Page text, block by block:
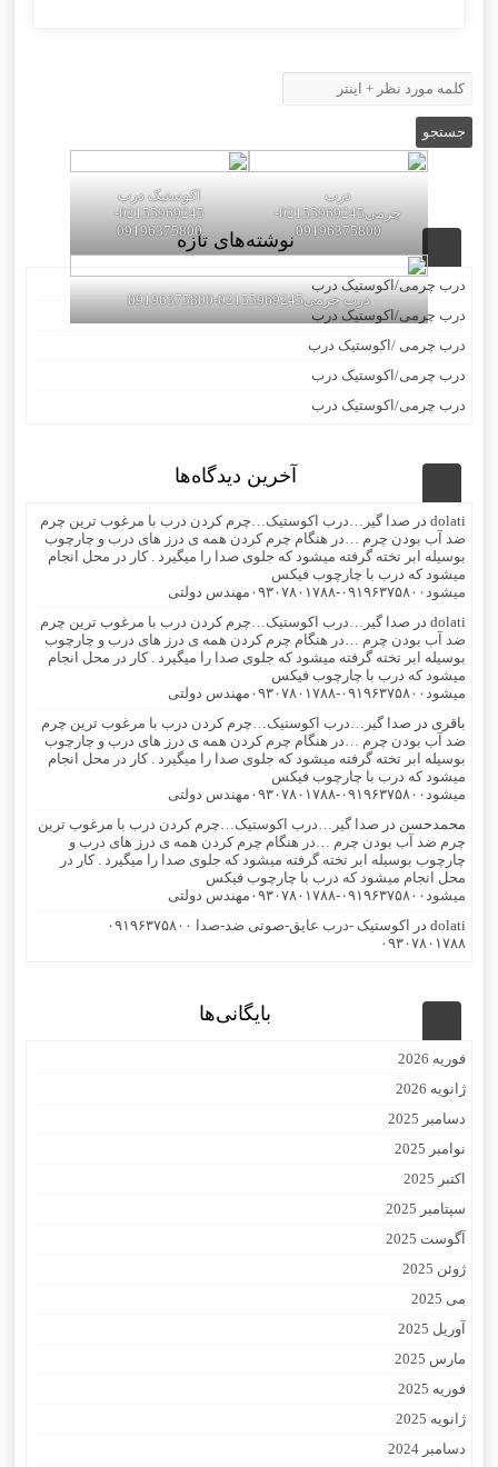
درب
چرمی02155969245-
09196375800
اکوستیک درب
02155969245-
09196375800
درب چرمی02155969245-09196375800
نوشته‌های تازه
درب چرمی/اکوستیک درب
درب چرمی/اکوستیک درب
درب چرمی /اکوستیک درب
درب چرمی/اکوستیک درب
درب چرمی/اکوستیک درب
آخرین دیدگاه‌ها
dolati در صدا گیر…درب اکوستیک…چرم کردن درب با مرغوب ترین چرم
ضد آب بودن چرم …در هنگام چرم کردن همه ی درز های درب و چارچوب
بوسیله ابر تخته گرفته میشود که جلوی صدا را میگیرد . کار در محل انجام
میشود که درب با چارچوب فیکس
میشود۰۹۱۹۶۳۷۵۸۰۰-۰۹۳۰۷۸۰۱۷۸۸مهندس دولتی
dolati در صدا گیر…درب اکوستیک…چرم کردن درب با مرغوب ترین چرم
ضد آب بودن چرم …در هنگام چرم کردن همه ی درز های درب و چارچوب
بوسیله ابر تخته گرفته میشود که جلوی صدا را میگیرد . کار در محل انجام
میشود که درب با چارچوب فیکس
میشود۰۹۱۹۶۳۷۵۸۰۰-۰۹۳۰۷۸۰۱۷۸۸مهندس دولتی
باقری در صدا گیر…درب اکوستیک…چرم کردن درب با مرغوب ترین چرم
ضد آب بودن چرم …در هنگام چرم کردن همه ی درز های درب و چارچوب
بوسیله ابر تخته گرفته میشود که جلوی صدا را میگیرد . کار در محل انجام
میشود که درب با چارچوب فیکس
میشود۰۹۱۹۶۳۷۵۸۰۰-۰۹۳۰۷۸۰۱۷۸۸مهندس دولتی
محمدحسن در صدا گیر…درب اکوستیک…چرم کردن درب با مرغوب ترین
چرم ضد آب بودن چرم …در هنگام چرم کردن همه ی درز های درب و
چارچوب بوسیله ابر تخته گرفته میشود که جلوی صدا را میگیرد . کار در
محل انجام میشود که درب با چارچوب فیکس
میشود۰۹۱۹۶۳۷۵۸۰۰-۰۹۳۰۷۸۰۱۷۸۸مهندس دولتی
dolati در
اکوستیک -درب عایق-صوتی ضد-صدا ۰۹۱۹۶۳۷۵۸۰۰
۰۹۳۰۷۸۰۱۷۸۸
بایگانی‌ها
فوریه 2026
ژانویه 2026
دسامبر 2025
نوامبر 2025
اکتبر 2025
سپتامبر 2025
آگوست 2025
ژوئن 2025
می 2025
آوریل 2025
مارس 2025
فوریه 2025
ژانویه 2025
دسامبر 2024